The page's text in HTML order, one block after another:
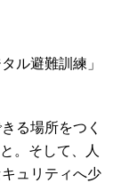
ル避難訓練」
る場所をつく
。そして、人
ュリティへ少